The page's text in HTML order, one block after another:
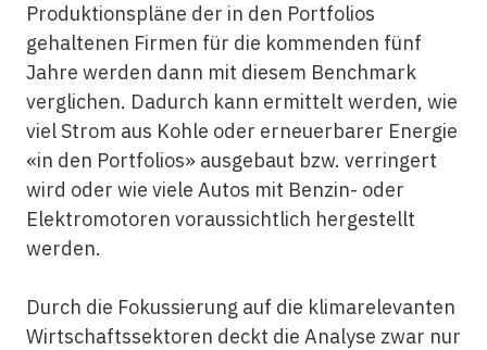
Produktionspläne der in den Portfolios
gehaltenen Firmen für die kommenden fünf
Jahre werden dann mit diesem Benchmark
verglichen. Dadurch kann ermittelt werden, wie
viel Strom aus Kohle oder erneuerbarer Energie
«in den Portfolios» ausgebaut bzw. verringert
wird oder wie viele Autos mit Benzin- oder
Elektromotoren voraussichtlich hergestellt
werden.
Durch die Fokussierung auf die klimarelevanten
Wirtschaftssektoren deckt die Analyse zwar nur